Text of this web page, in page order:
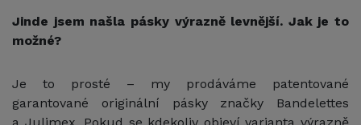
Jinde jsem našla pásky výrazně levnější. Jak je to
možné?
Je to prosté – my prodáváme patentované
garantované originální pásky značky Bandelettes